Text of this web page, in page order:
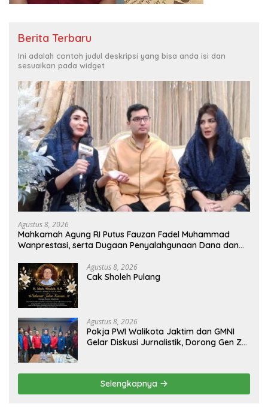
Berita Terbaru
Ini adalah contoh judul deskripsi yang bisa anda isi dan
sesuaikan pada widget
Agustus 8, 2026
Mahkamah Agung RI Putus Fauzan Fadel Muhammad
Wanprestasi, serta Dugaan Penyalahgunaan Dana dan
Agustus 8, 2026
Cak Sholeh Pulang
Agustus 8, 2026
Pokja PWI Walikota Jaktim dan GMNI
Gelar Diskusi Jurnalistik, Dorong Gen Z
Selengkapnya